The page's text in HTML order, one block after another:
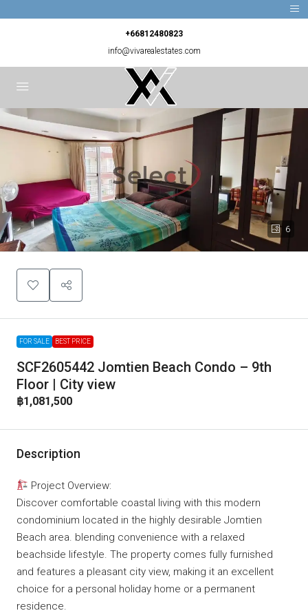
+66812480823
info@vivarealestates.com
6
FOR SALE BEST PRICE
SCF2605442 Jomtien Beach Condo – 9th
Floor | City view
฿1,081,500
Description
Project Overview:
Discover comfortable coastal living with this modern
condominium located in the highly desirable Jomtien
Beach area. blending convenience with a relaxed
beachside lifestyle. The property comes fully furnished
and features a pleasant city view, making it an excellent
choice for a personal holiday home or a permanent
residence.